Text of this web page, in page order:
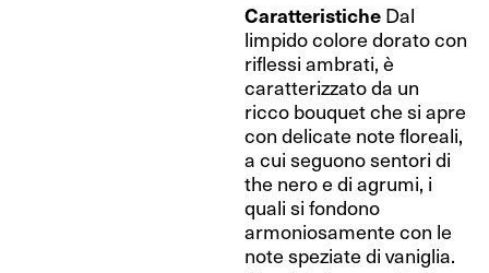
Caratteristiche Dal
limpido colore dorato con
riflessi ambrati, è
caratterizzato da un
ricco bouquet che si apre
con delicate note floreali,
a cui seguono sentori di
the nero e di agrumi, i
quali si fondono
armoniosamente con le
note speziate di vaniglia.